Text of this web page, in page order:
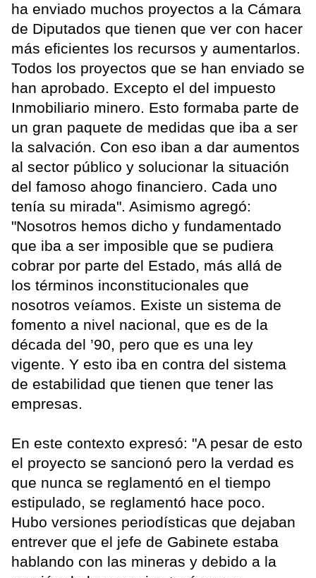
ha enviado muchos proyectos a la Cámara
de Diputados que tienen que ver con hacer
más eficientes los recursos y aumentarlos.
Todos los proyectos que se han enviado se
han aprobado. Excepto el del impuesto
Inmobiliario minero. Esto formaba parte de
un gran paquete de medidas que iba a ser
la salvación. Con eso iban a dar aumentos
al sector público y solucionar la situación
del famoso ahogo financiero. Cada uno
tenía su mirada". Asimismo agregó:
"Nosotros hemos dicho y fundamentado
que iba a ser imposible que se pudiera
cobrar por parte del Estado, más allá de
los términos inconstitucionales que
nosotros veíamos. Existe un sistema de
fomento a nivel nacional, que es de la
década del ’90, pero que es una ley
vigente. Y esto iba en contra del sistema
de estabilidad que tienen que tener las
empresas.
En este contexto expresó: "A pesar de esto
el proyecto se sancionó pero la verdad es
que nunca se reglamentó en el tiempo
estipulado, se reglamentó hace poco.
Hubo versiones periodísticas que dejaban
entrever que el jefe de Gabinete estaba
hablando con las mineras y debido a la